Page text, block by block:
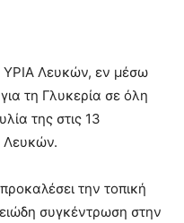
Λευκών, εν μέσω
τη Γλυκερία σε όλη
της στις 13
Λευκών.
την τοπική
συγκέντρωση στην